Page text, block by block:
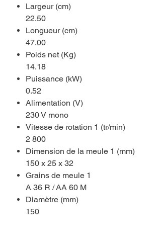
Largeur (cm)
22.50
Longueur (cm)
47.00
Poids net (Kg)
14.18
Puissance (kW)
0.52
Alimentation (V)
230 V mono
Vitesse de rotation 1 (tr/min)
2 800
Dimension de la meule 1 (mm)
150 x 25 x 32
Grains de meule 1
A 36 R / AA 60 M
Diamètre (mm)
150